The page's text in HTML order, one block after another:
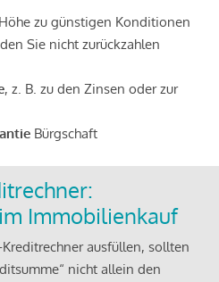
zu günstigen Konditionen
Sie nicht zurückzahlen
, z. B. zu den Zinsen oder zur
Bürgschaft
Immobilienkauf
ausfüllen, sollten
nicht allein den